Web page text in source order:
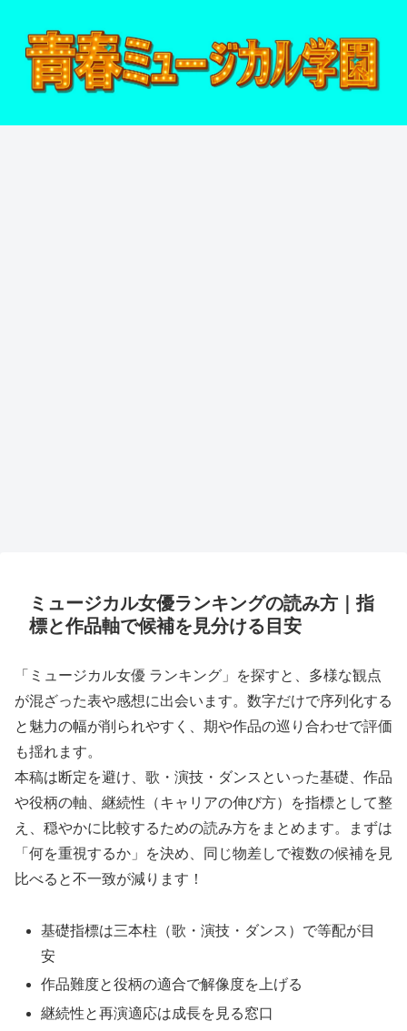
ミュージカル女優ランキングの読み方｜指
標と作品軸で候補を見分ける目安
「ミュージカル女優 ランキング」を探すと、多様な観点
が混ざった表や感想に出会います。数字だけで序列化する
と魅力の幅が削られやすく、期や作品の巡り合わせで評価
も揺れます。
本稿は断定を避け、歌・演技・ダンスといった基礎、作品
や役柄の軸、継続性（キャリアの伸び方）を指標として整
え、穏やかに比較するための読み方をまとめます。まずは
「何を重視するか」を決め、同じ物差しで複数の候補を見
比べると不一致が減ります！
基礎指標は三本柱（歌・演技・ダンス）で等配が目
安
作品難度と役柄の適合で解像度を上げる
継続性と再演適応は成長を見る窓口